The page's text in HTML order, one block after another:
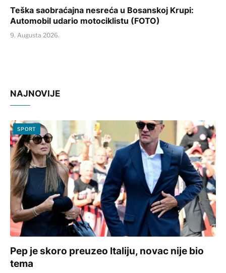
Teška saobraćajna nesreća u Bosanskoj Krupi:
Automobil udario motociklistu (FOTO)
9. Augusta 2026.
NAJNOVIJE
SPORT
Pep je skoro preuzeo Italiju, novac nije bio
tema